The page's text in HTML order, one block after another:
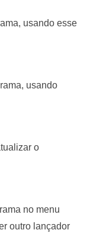
usando esse
usando
o
no menu
outro lançador